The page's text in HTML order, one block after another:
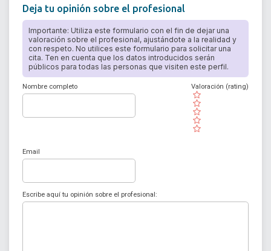
Deja tu opinión sobre el profesional
Importante: Utiliza este formulario con el fin de dejar una
valoración sobre el profesional, ajustándote a la realidad y
con respeto. No utilices este formulario para solicitar una
cita. Ten en cuenta que los datos introducidos serán
públicos para todas las personas que visiten este perfil.
Nombre completo
( )
( )
( )
( )
( )
Valoración (rating)
Email
Escribe aquí tu opinión sobre el profesional: